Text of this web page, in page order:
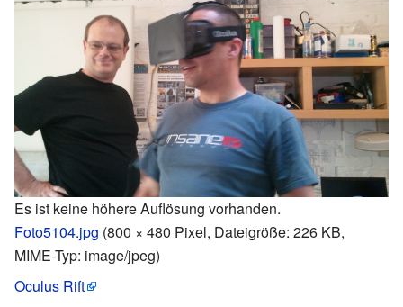
Es ist keine höhere Auflösung vorhanden.
Foto5104.jpg (800 × 480 Pixel, Dateigröße: 226 KB,
MIME-Typ: image/jpeg)
Oculus Rift